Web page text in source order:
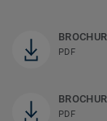
PDF
PDF